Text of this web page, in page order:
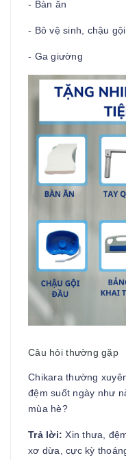
- Bàn ăn
- Bô vệ sinh, chậu
- Ga giường
Câu hỏi thường gặp
Chikara thường
đệm suốt ngày như
mùa hè?
Trả lời: Xin thưa,
xơ dừa, cực kỳ